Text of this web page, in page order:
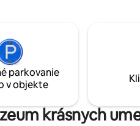
na
a
a
jazdy od letiska
parkovanie
v objekte
krásnych